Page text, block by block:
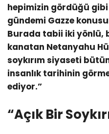
hepimizin gördüğü gibi
gündemi Gazze
Burada tabii iki yönlü,
kanatan Netanyahu
soykırım siyaseti bütün
insanlık tarihinin
ediyor.”
“Açık Bir